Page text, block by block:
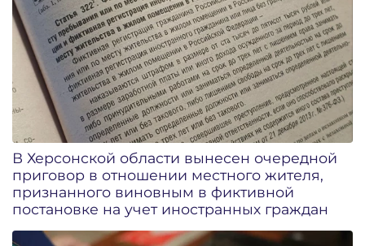
В Херсонской области вынесен очередной
приговор в отношении местного жителя,
признанного виновным в фиктивной
постановке на учет иностранных граждан